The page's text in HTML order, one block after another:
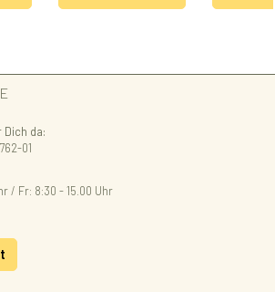
da:
01
/ Fr: 8:30 - 15.00 Uhr